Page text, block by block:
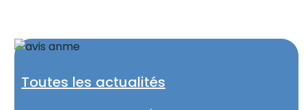
Toutes les actualités